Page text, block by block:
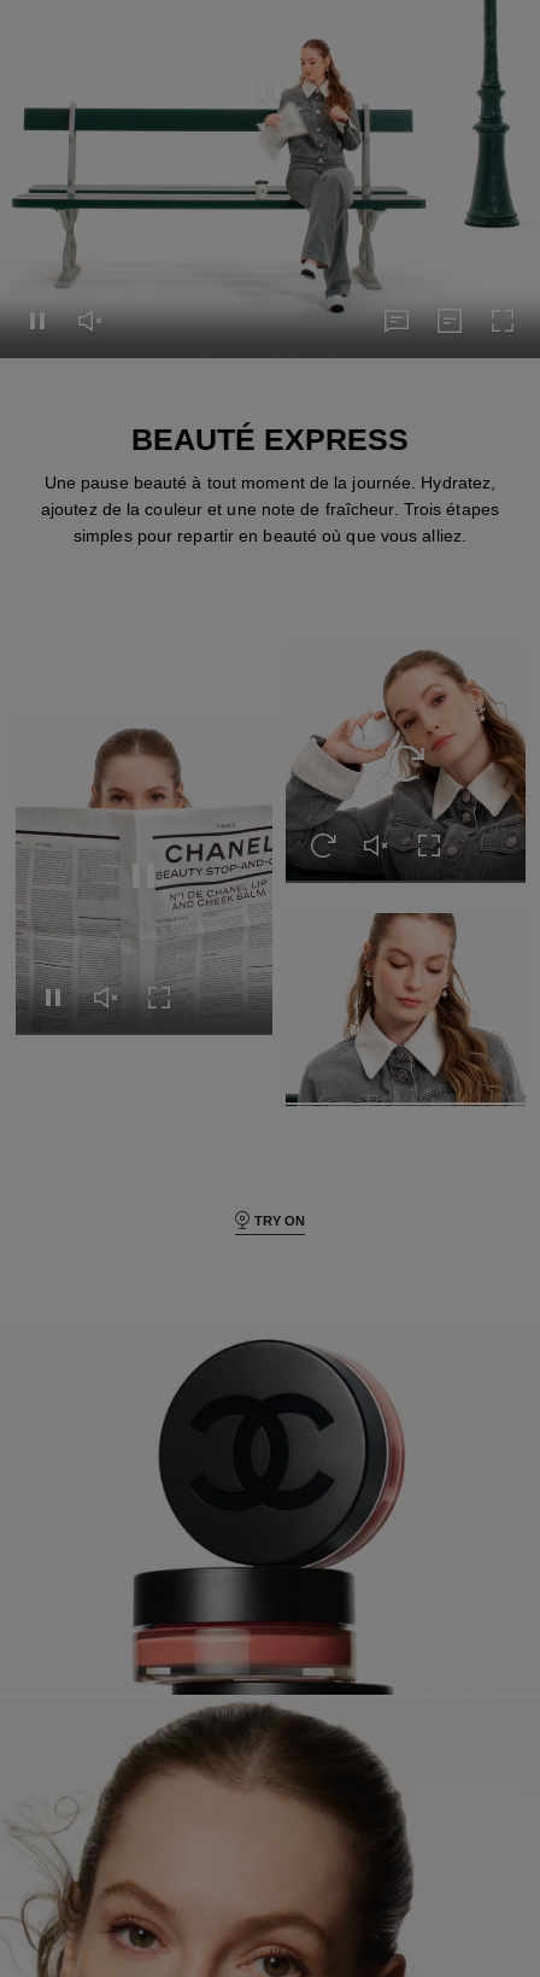
Mettre cette vidéo en pause
Mettre cette vidéo en pause
Réactiver le son de cette vidéo sous-titres
BEAUTÉ EXPRESS
Une pause beauté à tout moment de la journée. Hydratez,
ajoutez de la couleur et une note de fraîcheur. Trois étapes
simples pour repartir en beauté où que vous alliez.
Revoir cette vidéo
Revoir cette vidéo
Réactiver le son de cette vidéo
Activer le mode plein écran
Revoir cette
Revoir cette vidéo
Réactiver le son de
Activer le
Mettre cette
Mettre cette vidéo en pause
Réactiver le son de
Activer le
TRY ON